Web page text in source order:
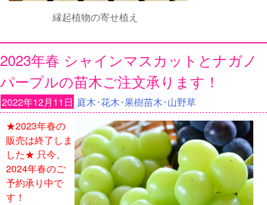
縁起植物の寄せ植え
2023年春 シャインマスカットとナガノ
パープルの苗木ご注文承ります！
2022年12月11日 庭木･花木･果樹苗木･山野草
★2023年春の
販売は終了しま
した★ 只今、
2024年春のご
予約承り中で
す！